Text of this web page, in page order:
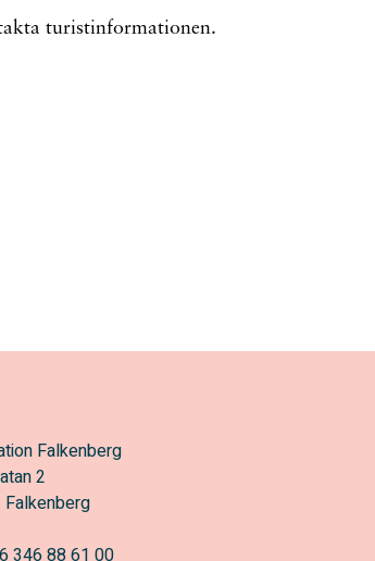
turistinformationen.
Falkenberg
2